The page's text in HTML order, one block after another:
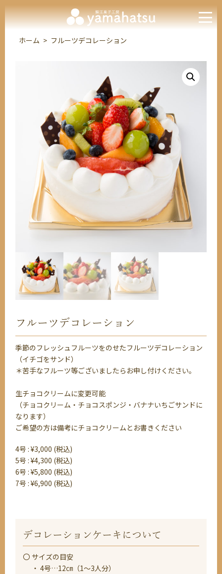
ホーム > フルーツデコレーション
フルーツデコレーション
季節のフレッシュフルーツをのせたフルーツデコレーション
（イチゴをサンド）
＊苦手なフルーツ等ございましたらお申し付けください。
生チョコクリームに変更可能
（チョコクリーム・チョコスポンジ・バナナいちごサンドに
なります）
ご希望の方は備考にチョコクリームとお書きください
4号 : ¥3,000 (税込)
5号 : ¥4,300 (税込)
6号 : ¥5,800 (税込)
7号 : ¥6,900 (税込)
デコレーションケーキについて
サイズの目安
・ 4号…12㎝（1〜3人分）